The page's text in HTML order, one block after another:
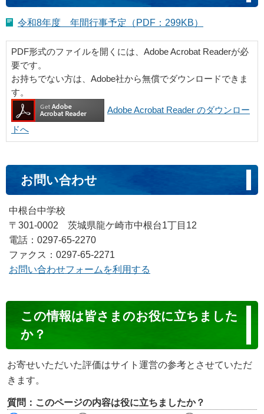
令和8年度 年間行事予定（PDF：299KB）
PDF形式のファイルを開くには、Adobe Acrobat Readerが必
要です。
お持ちでない方は、Adobe社から無償でダウンロードできま
す。
Adobe Acrobat Reader のダウンロー
ドへ
お問い合わせ
中根台中学校
〒301-0002 茨城県龍ケ崎市中根台1丁目12
電話：0297-65-2270
ファクス：0297-65-2271
お問い合わせフォームを利用する
ン
ン
ツ
評
この情報は皆さまのお役に立ちました
か？
お寄せいただいた評価はサイト運営の参考とさせていただ
きます。
質問：このページの内容は役に立ちましたか？